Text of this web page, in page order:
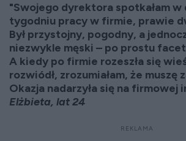
"Swojego dyrektora spotkałam w
tygodniu pracy w firmie, prawie
Był przystojny, pogodny, a
niezwykle męski – po prostu
A kiedy po firmie rozeszła się
rozwiódł, zrozumiałam, że muszę
Okazja nadarzyła się na firmowej
Elżbieta, lat 24